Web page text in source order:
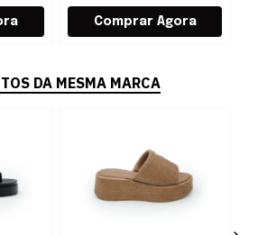
DA MESMA MARCA